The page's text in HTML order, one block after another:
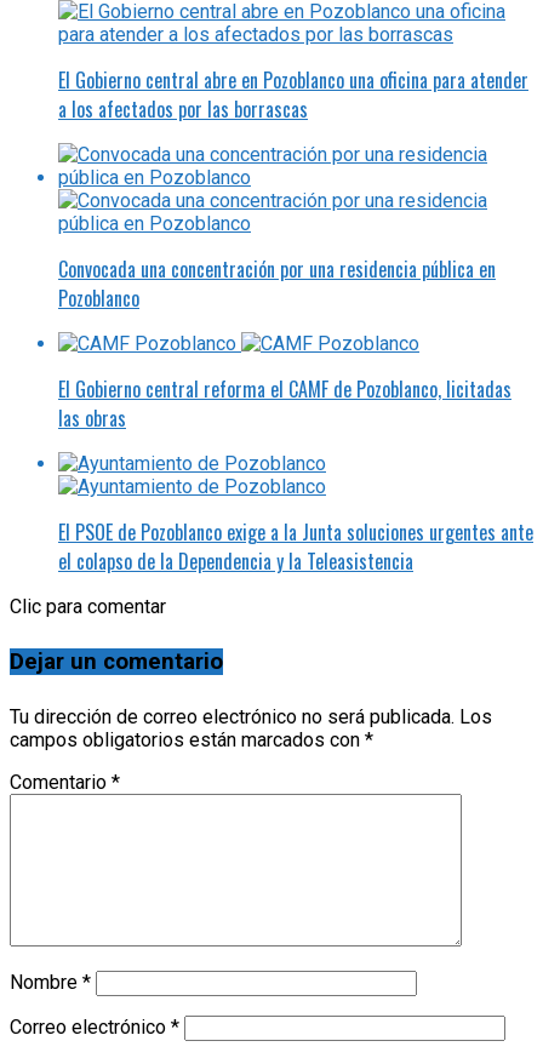
El Gobierno central abre en Pozoblanco una oficina para atender
a los afectados por las borrascas
Convocada una concentración por una residencia pública en
Pozoblanco
El Gobierno central reforma el CAMF de Pozoblanco, licitadas
las obras
El PSOE de Pozoblanco exige a la Junta soluciones urgentes ante
el colapso de la Dependencia y la Teleasistencia
Clic para comentar
Dejar un comentario
Tu dirección de correo electrónico no será publicada. Los
campos obligatorios están marcados con *
Comentario *
Nombre *
Correo electrónico *